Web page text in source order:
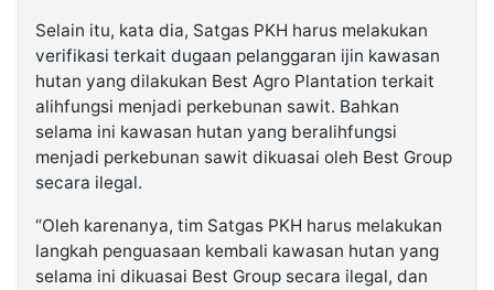
Selain itu, kata dia, Satgas PKH harus melakukan
verifikasi terkait dugaan pelanggaran ijin kawasan
hutan yang dilakukan Best Agro Plantation terkait
alihfungsi menjadi perkebunan sawit. Bahkan
selama ini kawasan hutan yang beralihfungsi
menjadi perkebunan sawit dikuasai oleh Best Group
secara ilegal.
“Oleh karenanya, tim Satgas PKH harus melakukan
langkah penguasaan kembali kawasan hutan yang
selama ini dikuasai Best Group secara ilegal, dan